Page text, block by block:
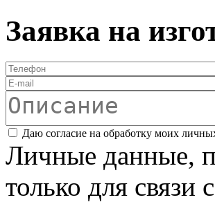
Заявка на
Телефон
E-mail
Описание
Соглашение*
Даю согласие на обработку моих
Личные данные,
только для связи